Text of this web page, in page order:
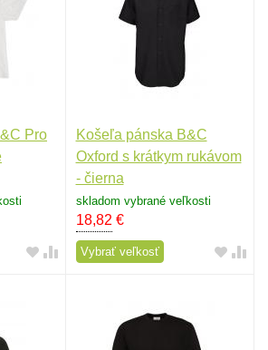
Pro
Košeľa pánska B&C
Oxford s krátkym rukávom
- čierna
skladom vybrané veľkosti
18,82 €
Vybrať veľkosť